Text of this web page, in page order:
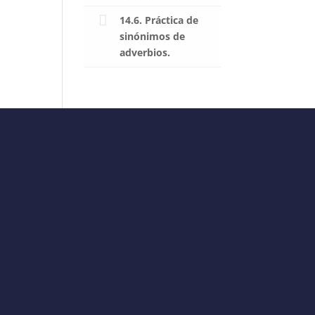
14.6. Práctica de
sinónimos de
adverbios.